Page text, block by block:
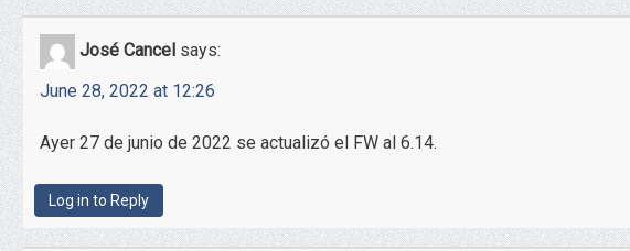
José Cancel says:
June 28, 2022 at 12:26
Ayer 27 de junio de 2022 se actualizó el FW al 6.14.
Log in to Reply